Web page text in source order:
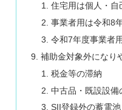
住宅用は個人・自
事業者用は令和8
令和7年度事業者
補助金対象外になり
税金等の滞納
中古品・既設設備
SII登録外の蓄電池